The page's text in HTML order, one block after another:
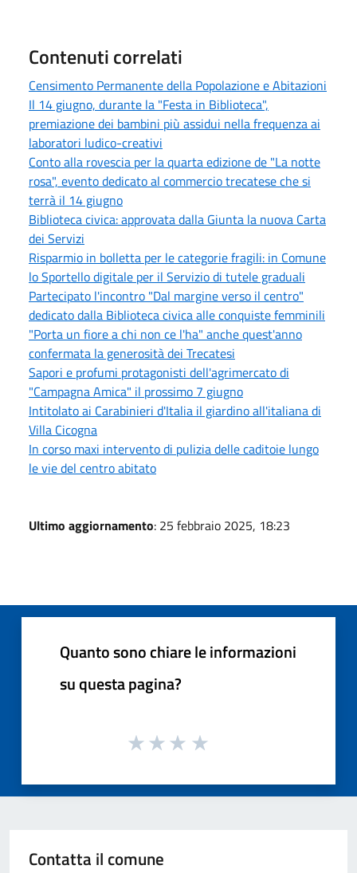
Contenuti correlati
Censimento Permanente della Popolazione e Abitazioni
Il 14 giugno, durante la "Festa in Biblioteca",
premiazione dei bambini più assidui nella frequenza ai
laboratori ludico-creativi
Conto alla rovescia per la quarta edizione de "La notte
rosa", evento dedicato al commercio trecatese che si
terrà il 14 giugno
Biblioteca civica: approvata dalla Giunta la nuova Carta
dei Servizi
Risparmio in bolletta per le categorie fragili: in Comune
lo Sportello digitale per il Servizio di tutele graduali
Partecipato l'incontro "Dal margine verso il centro"
dedicato dalla Biblioteca civica alle conquiste femminili
"Porta un fiore a chi non ce l'ha" anche quest'anno
confermata la generosità dei Trecatesi
Sapori e profumi protagonisti dell'agrimercato di
"Campagna Amica" il prossimo 7 giugno
Intitolato ai Carabinieri d'Italia il giardino all'italiana di
Villa Cicogna
In corso maxi intervento di pulizia delle caditoie lungo
le vie del centro abitato
Ultimo aggiornamento: 25 febbraio 2025, 18:23
Quanto sono chiare le informazioni
su questa pagina?
Contatta il comune